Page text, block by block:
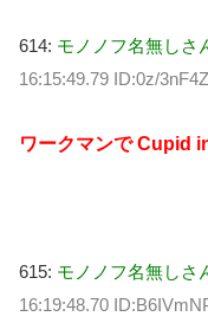
614: モノノフ名無しさ
16:15:49.79 ID:0z/3nF4Z
ワークマンで Cupid
615: モノノフ名無しさ
16:19:48.70